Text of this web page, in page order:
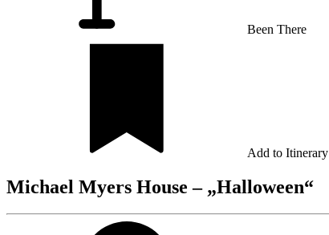
Been There
Add to Itinerary
Michael Myers House – „Halloween“